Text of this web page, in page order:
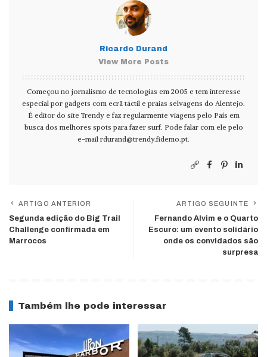
Ricardo Durand
View More Posts
Começou no jornalismo de tecnologias em 2005 e tem interesse
especial por gadgets com ecrã táctil e praias selvagens do Alentejo.
É editor do site Trendy e faz regularmente viagens pelo País em
busca dos melhores spots para fazer surf. Pode falar com ele pelo
e-mail rdurand@trendy.fidemo.pt.
ARTIGO ANTERIOR
Segunda edição do Big Trail
Challenge confirmada em
Marrocos
ARTIGO SEGUINTE
Fernando Alvim e o Quarto
Escuro: um evento solidário
onde os convidados são
surpresa
Também lhe pode interessar